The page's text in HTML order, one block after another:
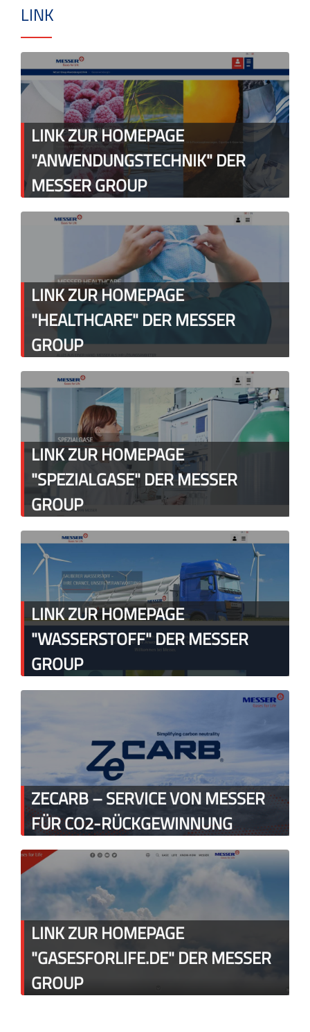
LINK
LINK ZUR HOMEPAGE
"ANWENDUNGSTECHNIK" DER
MESSER GROUP
LINK ZUR HOMEPAGE
"HEALTHCARE" DER MESSER
GROUP
LINK ZUR HOMEPAGE
"SPEZIALGASE" DER MESSER
GROUP
LINK ZUR HOMEPAGE
"WASSERSTOFF" DER MESSER
GROUP
ZECARB – SERVICE VON MESSER
FÜR CO2-RÜCKGEWINNUNG
LINK ZUR HOMEPAGE
"GASESFORLIFE.DE" DER MESSER
GROUP